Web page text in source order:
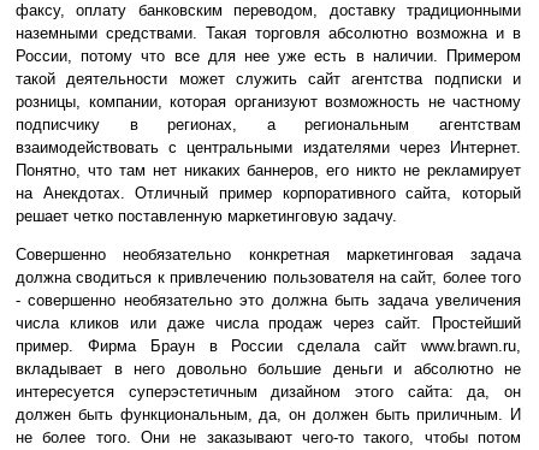
факсу, оплату банковским переводом, доставку традиционными
наземными средствами. Такая торговля абсолютно возможна и в
России, потому что все для нее уже есть в наличии. Примером
такой деятельности может служить сайт агентства подписки и
розницы, компании, которая организуют возможность не частному
подписчику в регионах, а региональным агентствам
взаимодействовать с центральными издателями через Интернет.
Понятно, что там нет никаких баннеров, его никто не рекламирует
на Анекдотах. Отличный пример корпоративного сайта, который
решает четко поставленную маркетинговую задачу.
Совершенно необязательно конкретная маркетинговая задача
должна сводиться к привлечению пользователя на сайт, более того
- совершенно необязательно это должна быть задача увеличения
числа кликов или даже числа продаж через сайт. Простейший
пример. Фирма Браун в России сделала сайт www.brawn.ru,
вкладывает в него довольно большие деньги и абсолютно не
интересуется суперэстетичным дизайном этого сайта: да, он
должен быть функциональным, да, он должен быть приличным. И
не более того. Они не заказывают чего-то такого, чтобы потом